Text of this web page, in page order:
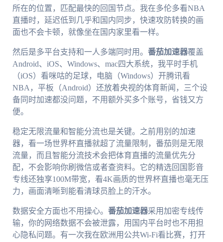
所在的位置，匹配最快的回国节点。我在多伦多看NBA
直播时，延迟低到几乎和国内同步，快速攻防转换的画
面也不会卡顿，就像坐在国内家里看一样。
然后是多平台支持和一人多端同时用。 番茄加速器覆盖
Android、iOS、Windows、mac四大系统，我平时手机
（iOS）看咪咕的足球，电脑（Windows）开腾讯看
NBA，平板（Android）还放着央视的体育新闻，三个设
备同时加速都没问题，不用额外买多个账号，省钱又方
便。
稳定无限流量和智能分流也是关键。之前用别的加速
器，看一场世界杯直播就超了流量限制，番茄则是无限
流量，而且智能分流技术会把体育直播的流量优先分
配，不会影响你刷微信或者查资料。它的精选回国影音
专线还独享100M带宽，看4K画质的世界杯直播也毫无压
力，画面清晰到能看清球员脸上的汗水。
数据安全方面也不用操心。 番茄加速器采用加密专线传
输，你的网络数据不会被泄露，用国内平台时也不用担
心隐私问题。有一次我在欧洲用公共Wi-Fi看比赛，打开